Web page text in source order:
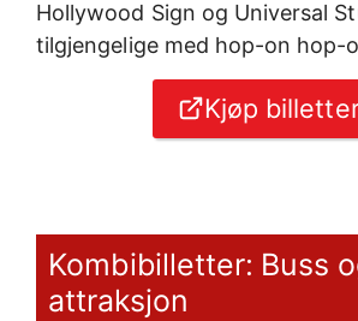
Hollywood Sign og Universal
tilgjengelige med hop-on hop-
Kjøp
Kombibilletter: Buss
attraksjon